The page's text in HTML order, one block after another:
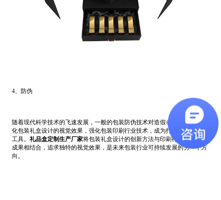
4、防伪
随着现代科学技术的飞速发展，一般的包装防伪技术对造假者已无作用。强
化包装礼盒设计的视觉效果，强化包装印刷行业技术，成为打假行动的有力
工具。 礼品盒定制生产厂家将包装礼盒设计的创新方法与印刷行业的高科技
成果相结合，追求独特的视觉效果，是未来包装行业可持续发展的另一个方
向。